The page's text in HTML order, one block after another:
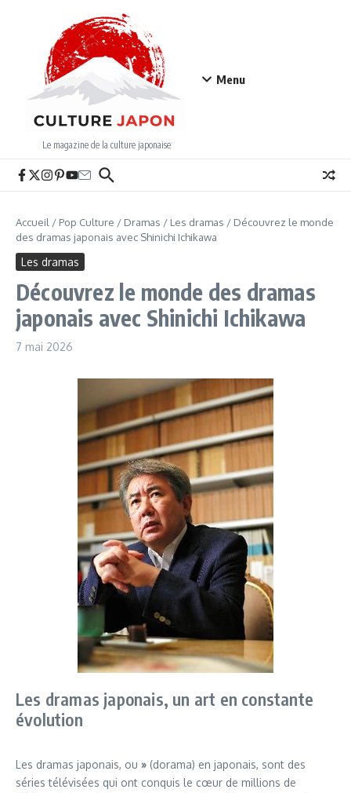
Le magazine de la culture japonaise
Menu
Accueil / Pop Culture / Dramas / Les dramas / Découvrez le monde
des dramas japonais avec Shinichi Ichikawa
Les dramas
Découvrez le monde des dramas
japonais avec Shinichi Ichikawa
7 mai 2026
Les dramas japonais, un art en constante
évolution
Les dramas japonais, ou » (dorama) en japonais, sont des
séries télévisées qui ont conquis le cœur de millions de